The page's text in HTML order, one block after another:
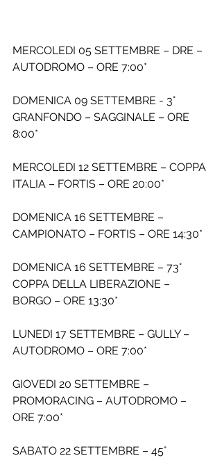
MERCOLEDI 05 SETTEMBRE – DRE –
AUTODROMO – ORE 7:00*
DOMENICA 09 SETTEMBRE - 3°
GRANFONDO – SAGGINALE – ORE
8:00*
MERCOLEDI 12 SETTEMBRE – COPPA
ITALIA – FORTIS – ORE 20:00*
DOMENICA 16 SETTEMBRE –
CAMPIONATO – FORTIS – ORE 14:30*
DOMENICA 16 SETTEMBRE – 73°
COPPA DELLA LIBERAZIONE –
BORGO – ORE 13:30*
LUNEDI 17 SETTEMBRE – GULLY –
AUTODROMO – ORE 7:00*
GIOVEDI 20 SETTEMBRE –
PROMORACING – AUTODROMO –
ORE 7:00*
SABATO 22 SETTEMBRE – 45°